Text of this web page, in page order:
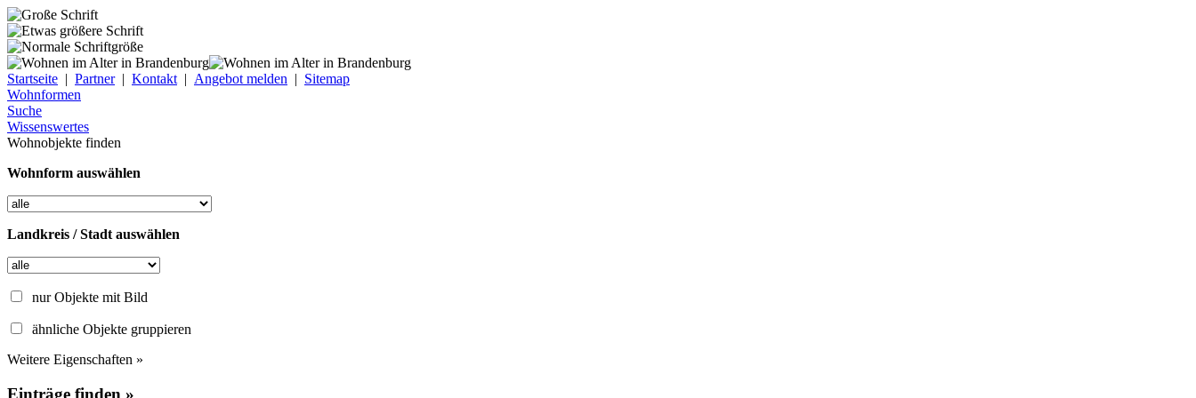
Startseite | Partner| Kontakt | Angebot melden | Sitemap
Wohnformen
Suche
Wissenswertes
Wohnobjekte finden
Wohnform auswählen
Landkreis / Stadt auswählen
nur Objekte mit Bild
ähnliche Objekte gruppieren
Weitere Eigenschaften »
Einträge finden »